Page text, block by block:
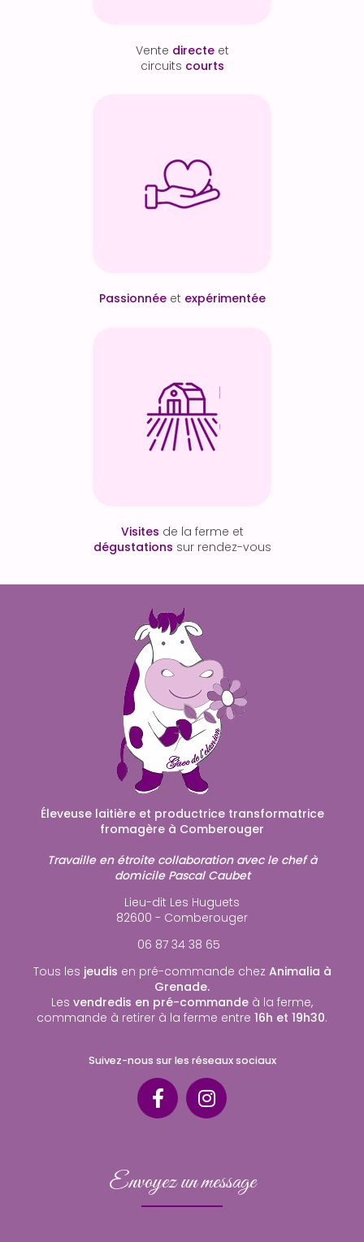
Vente directe et
circuits courts
Passionnée et expérimentée
Visites de la ferme et
dégustations sur rendez-vous
Éleveuse laitière et productrice transformatrice
fromagère à Comberouger
Travaille en étroite collaboration avec le chef à
domicile Pascal Caubet
Lieu-dit Les Huguets
82600 - Comberouger
06 87 34 38 65
Tous les jeudis en pré-commande chez Animalia à
Grenade.
Les vendredis en pré-commande à la ferme,
commande à retirer à la ferme entre 16h et 19h30.
Suivez-nous sur les réseaux sociaux
Envoyez un message